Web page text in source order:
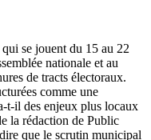
se jouent du 15 au 22
nationale et au
de tracts électoraux.
comme une
t-il des enjeux plus locaux
la rédaction de Public
que le scrutin municipal